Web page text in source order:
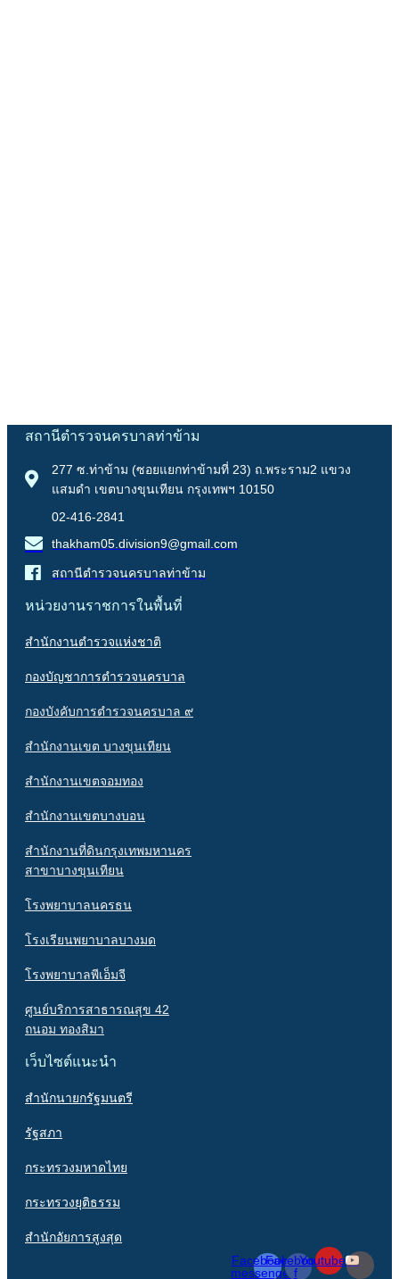
สถานีตำรวจนครบาลท่าข้าม
277 ซ.ท่าข้าม (ซอยแยกท่าข้ามที่ 23) ถ.พระราม2 แขวง
แสมดำ เขตบางขุนเทียน กรุงเทพฯ 10150
02-416-2841
thakham05.division9@gmail.com
สถานีตำรวจนครบาลท่าข้าม
หน่วยงานราชการในพื้นที่
สำนักงานตำรวจแห่งชาติ
กองบัญชาการตำรวจนครบาล
กองบังคับการตำรวจนครบาล ๙
สำนักงานเขต บางขุนเทียน
สำนักงานเขตจอมทอง
สำนักงานเขตบางบอน
สำนักงานที่ดินกรุงเทพมหานคร
สาขาบางขุนเทียน
โรงพยาบาลนครธน
โรงเรียนพยาบาลบางมด
โรงพยาบาลพีเอ็มจี
ศูนย์บริการสาธารณสุข 42
ถนอม ทองสิมา
เว็บไซต์แนะนำ
สำนักนายกรัฐมนตรี
รัฐสภา
กระทรวงมหาดไทย
กระทรวงยุติธรรม
สำนักอัยการสูงสุด
Facebook-
messenger
Facebook-
f
Youtube